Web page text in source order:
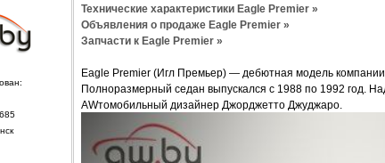
Технические характеристики Eagle Premier »
Объявления о продаже Eagle Premier »
Запчасти к Eagle Premier »
Eagle Premier (Игл Премьер) — дебютная модель
Полноразмерный седан выпускался с 1988 по 1992 год.
AWтомобильный дизайнер Джорджетто Джуджаро.